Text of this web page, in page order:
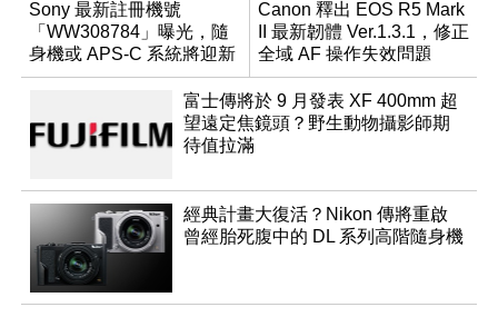
Sony 最新註冊機號
「WW308784」曝光，隨
身機或 APS-C 系統將迎新
成員？
Canon 釋出 EOS R5 Mark
II 最新韌體 Ver.1.3.1，修正
全域 AF 操作失效問題
富士傳將於 9 月發表 XF 400mm 超
望遠定焦鏡頭？野生動物攝影師期
待值拉滿
經典計畫大復活？Nikon 傳將重啟
曾經胎死腹中的 DL 系列高階隨身機